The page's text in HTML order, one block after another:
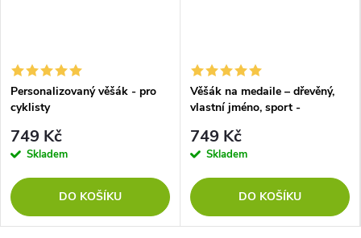
Personalizovaný věšák - pro
cyklisty
749 Kč
Skladem
DO KOŠÍKU
Věšák na medaile – dřevěný,
vlastní jméno, sport -
749 Kč
Skladem
DO KOŠÍKU